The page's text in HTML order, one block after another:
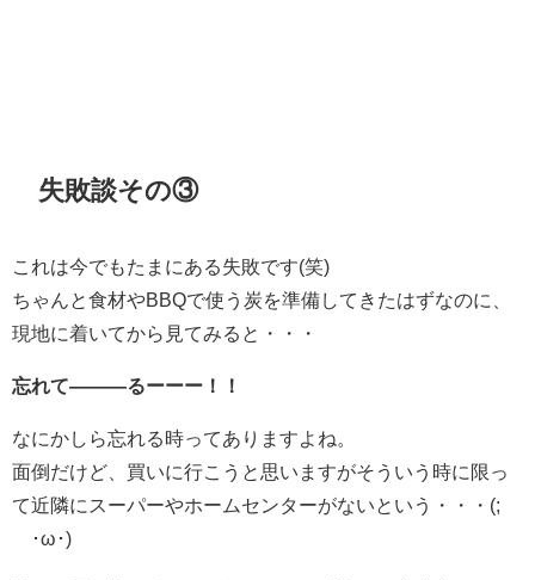
失敗談その③
これは今でもたまにある失敗です(笑)
ちゃんと食材やBBQで使う炭を準備してきたはずなのに、
現地に着いてから見てみると・・・
忘れて―――るーーー！！
なにかしら忘れる時ってありますよね。
面倒だけど、買いに行こうと思いますがそういう時に限っ
て近隣にスーパーやホームセンターがないという・・・(;
´･ω･)